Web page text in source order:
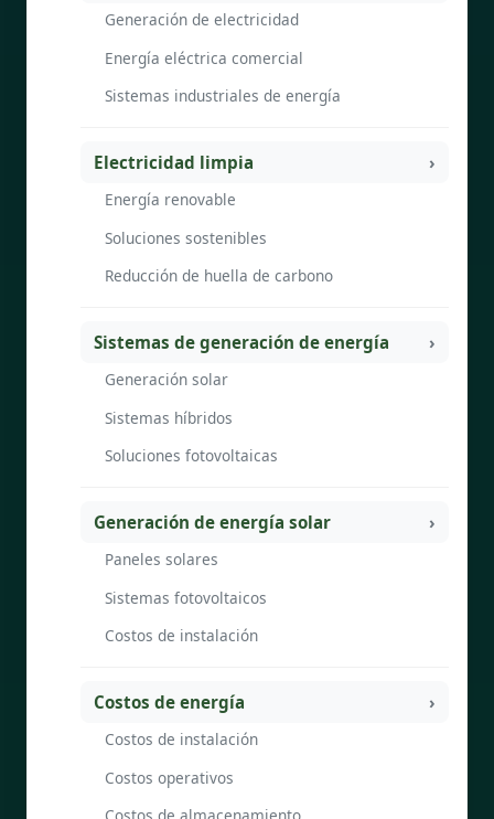
Generación de electricidad
Energía eléctrica comercial
Sistemas industriales de energía
Electricidad limpia
Energía renovable
Soluciones sostenibles
Reducción de huella de carbono
Sistemas de generación de energía
Generación solar
Sistemas híbridos
Soluciones fotovoltaicas
Generación de energía solar
Paneles solares
Sistemas fotovoltaicos
Costos de instalación
Costos de energía
Costos de instalación
Costos operativos